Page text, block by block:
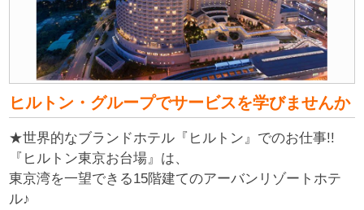
ヒルトン・グループでサービスを学びませんか
★世界的なブランドホテル『ヒルトン』でのお仕事!!
『ヒルトン東京お台場』は、
東京湾を一望できる15階建てのアーバンリゾートホテ
ル♪